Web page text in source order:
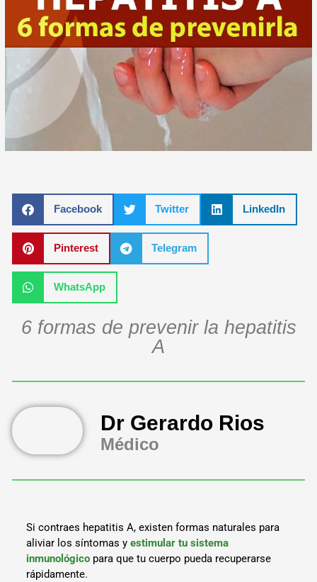
Facebook Twitter LinkedIn
Pinterest Telegram
WhatsApp
6 formas de prevenir la hepatitis
A
Dr Gerardo Rios
Médico
Si contraes hepatitis A, existen formas naturales para
aliviar los síntomas yestimular tu sistema
inmunológico para que tu cuerpo pueda recuperarse
rápidamente.